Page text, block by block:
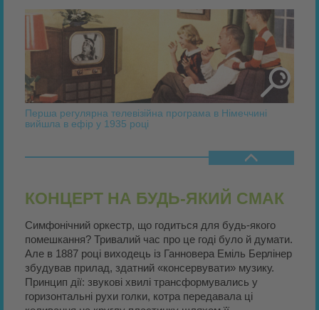
Перша регулярна телевізійна програма в Німеччині
вийшла в ефір у 1935 році
КОНЦЕРТ НА БУДЬ-ЯКИЙ СМАК
Симфонічний оркестр, що годиться для будь-якого
помешкання? Тривалий час про це годі було й думати.
Але в 1887 році виходець із Ганновера Еміль Берлінер
збудував прилад, здатний «консервувати» музику.
Принцип дії: звукові хвилі трансформувались у
горизонтальні рухи голки, котра передавала ці